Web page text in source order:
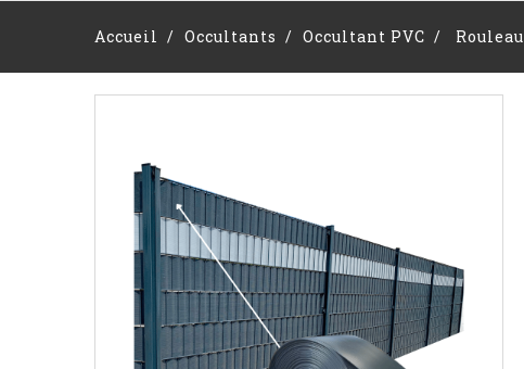
Accueil Occultants Occultant PVC